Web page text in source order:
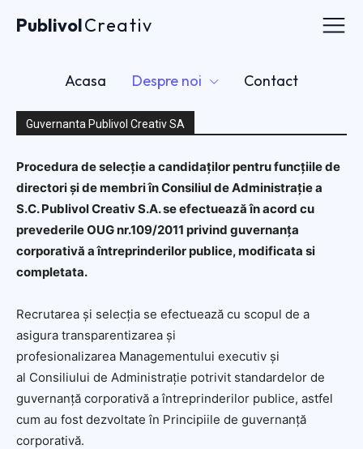
PublivolCreativ
Despre noi
Contact
PublivolCreativ
Acasa Despre noi Contact
Guvernanta Publivol Creativ SA
Procedura de selecție a candidaților pentru funcțiile de
directori și de membri în Consiliul de Administrație a
S.C. Publivol Creativ S.A. se efectuează în acord cu
prevederile OUG nr.109/2011 privind guvernanța
corporativă a întreprinderilor publice, modificata si
completata.
Recrutarea și selecția se efectuează cu scopul de a
asigura transparentizarea și
profesionalizarea Managementului executiv și
al Consiliului de Administrație potrivit standardelor de
guvernanță corporativă a întreprinderilor publice, astfel
cum au fost dezvoltate în Principiile de guvernanță
corporativă.